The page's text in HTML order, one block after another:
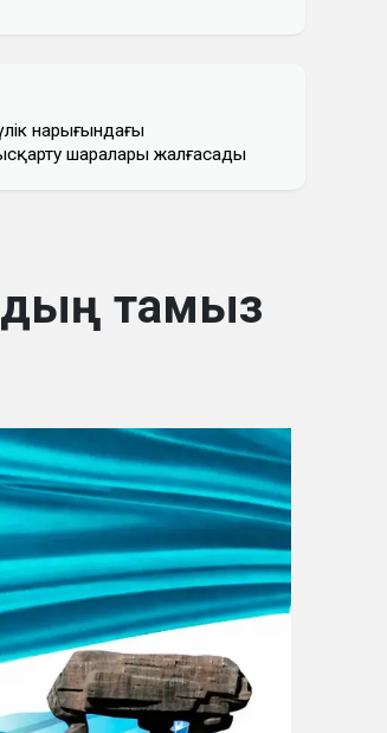
нарығындағы
шаралары жалғасады
тамыз